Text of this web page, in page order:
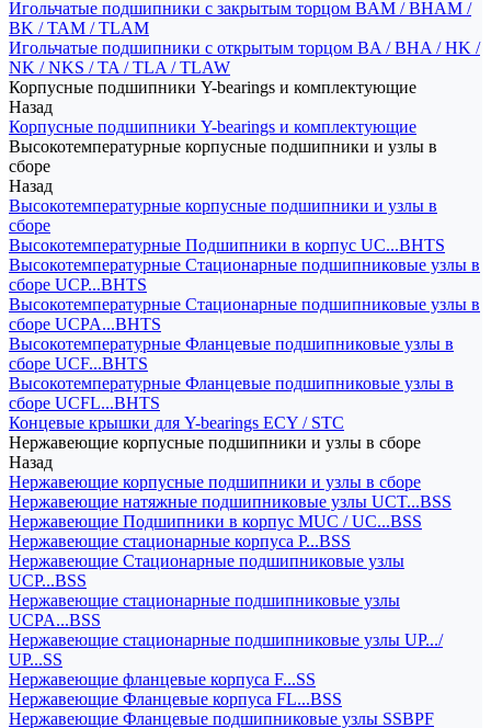
Игольчатые подшипники с закрытым торцом BAM / BHAM /
BK / TAM / TLAM
Игольчатые подшипники с открытым торцом BA / BHA / HK /
NK / NKS / TA / TLA / TLAW
Корпусные подшипники Y-bearings и комплектующие
Назад
Корпусные подшипники Y-bearings и комплектующие
Высокотемпературные корпусные подшипники и узлы в
сборе
Назад
Высокотемпературные корпусные подшипники и узлы в
сборе
Высокотемпературные Подшипники в корпус UC...BHTS
Высокотемпературные Стационарные подшипниковые узлы в
сборе UCP...BHTS
Высокотемпературные Стационарные подшипниковые узлы в
сборе UCPA...BHTS
Высокотемпературные Фланцевые подшипниковые узлы в
сборе UCF...BHTS
Высокотемпературные Фланцевые подшипниковые узлы в
сборе UCFL...BHTS
Концевые крышки для Y-bearings ECY / STC
Нержавеющие корпусные подшипники и узлы в сборе
Назад
Нержавеющие корпусные подшипники и узлы в сборе
Нержавеющие натяжные подшипниковые узлы UCT...BSS
Нержавеющие Подшипники в корпус MUC / UC...BSS
Нержавеющие стационарные корпуса P...BSS
Нержавеющие Стационарные подшипниковые узлы
UCP...BSS
Нержавеющие стационарные подшипниковые узлы
UCPA...BSS
Нержавеющие стационарные подшипниковые узлы UP.../
UP...SS
Нержавеющие фланцевые корпуса F...SS
Нержавеющие Фланцевые корпуса FL...BSS
Нержавеющие Фланцевые подшипниковые узлы SSBPF